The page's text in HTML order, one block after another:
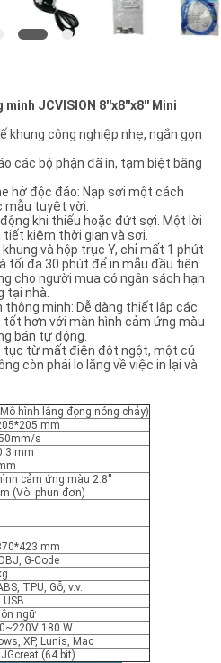
minh JCVISION 8''x8''x8'' Mini
khung công nghiệp nhẹ, ngắn gọn
các bộ phận đã in, tạm biệt băng
hở độc đáo: Nạp sợi một cách
mẫu tuyệt vời.
khi thiếu hoặc đứt sợi. Một lời
kiệm thời gian và sợi.
và hộp trục Y, chỉ mất 1 phút
tối đa 30 phút để in mẫu đầu tiên
cho người mua có ngân sách hạn
tại nhà.
thông minh: Dễ dàng thiết lập các
tốt hơn với màn hình cảm ứng màu
bán tự động.
tục từ mất điện đột ngột, một cú
còn phải lo lắng về việc in lại và
hình lắng đọng nóng chảy)
mm
s
mm
cảm ứng màu 2.8''
(Vòi phun đơn)
mm
G-Code
TPU, Gỗ, v.v.
ngữ
180 W
XP, Lunis, Mac
(64 bit)